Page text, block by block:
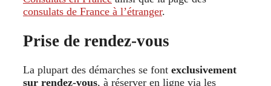
consulats de France à l’étranger.
Prise de rendez-vous
La plupart des démarches se font exclusivement
sur rendez-vous, à réserver en ligne via les